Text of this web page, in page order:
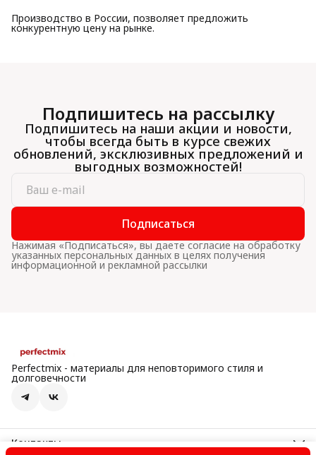
Производство в России, позволяет предложить
конкурентную цену на рынке.
Подпишитесь на рассылку
Подпишитесь на наши акции и новости,
чтобы всегда быть в курсе свежих
обновлений, эксклюзивных предложений и
выгодных возможностей!
Подписаться
Нажимая «Подписаться», вы даете согласие на обработку
указанных персональных данных в целях получения
информационной и рекламной рассылки
Perfectmix - материалы для неповторимого стиля и
долговечности
Контакты